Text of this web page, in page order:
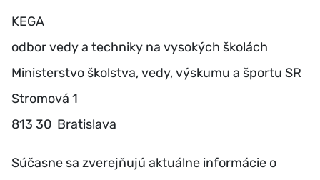
KEGA
odbor vedy a techniky na vysokých školách
Ministerstvo školstva, vedy, výskumu a športu SR
Stromová 1
813 30 Bratislava
Súčasne sa zverejňujú aktuálne informácie o